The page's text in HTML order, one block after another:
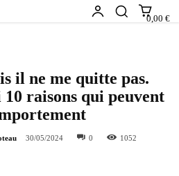
0,00 €
il ne me quitte pas.
raisons qui peuvent
30/05/2024 0 1052